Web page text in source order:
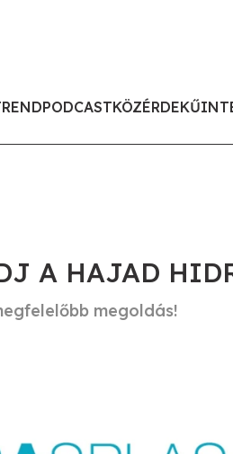
PODCASTKÖZÉRDEKŰ
A HAJAD
megoldás!